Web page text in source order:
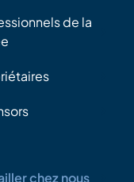
de la
chez nous